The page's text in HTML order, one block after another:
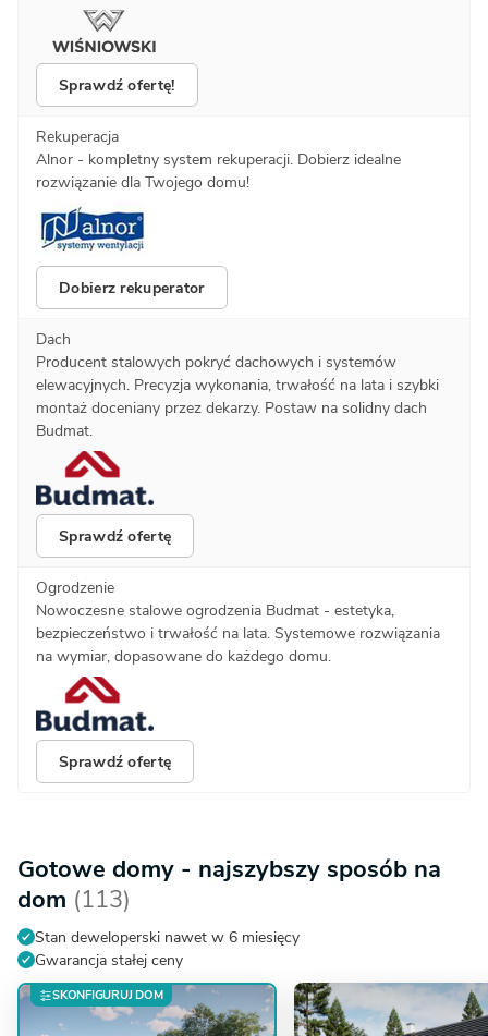
Sprawdź ofertę!
Rekuperacja
Alnor - kompletny system rekuperacji. Dobierz idealne
rozwiązanie dla Twojego domu!
Dobierz rekuperator
Dach
Producent stalowych pokryć dachowych i systemów
elewacyjnych. Precyzja wykonania, trwałość na lata i szybki
montaż doceniany przez dekarzy. Postaw na solidny dach
Budmat.
Sprawdź ofertę
Ogrodzenie
Nowoczesne stalowe ogrodzenia Budmat - estetyka,
bezpieczeństwo i trwałość na lata. Systemowe rozwiązania
na wymiar, dopasowane do każdego domu.
Sprawdź ofertę
Gotowe domy - najszybszy sposób na
dom (113)
Stan deweloperski nawet w 6 miesięcy
Gwarancja stałej ceny
SKONFIGURUJ DOM